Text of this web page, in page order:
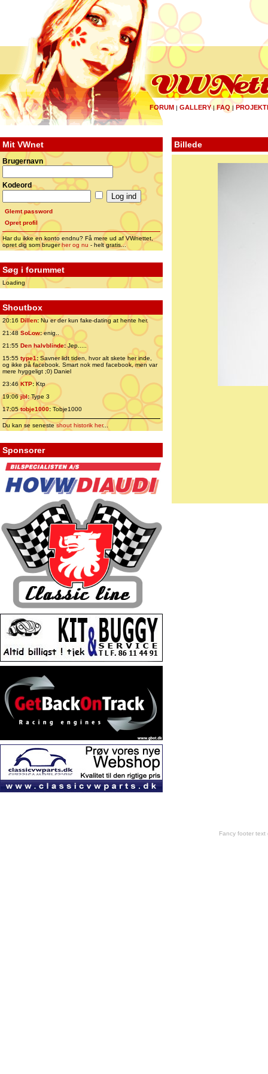
FORUM | GALLERY|FAQ |
Mit VWnet
Brugernavn
Kodeord
Glemt password
Opret profil
Har du ikke en konto endnu? Få mere ud af VWnettet,
opret dig som brugerher og nu - helt gratis...
Søg i forummet
Loading
Shoutbox
20:16 Dillen: Nu er der kun fake-dating at hente her.
21:48 SoLow:enig..
21:55 Den halvblinde:Jep.....
15:55 type1:Savner lidt tiden, hvor alt skete her inde,
og ikke på facebook. Smart nok med facebook, men var
mere hyggeligt ;0) Daniel
23:46 KTP:Ktp
19:06jbl:Type 3
17:05tobje1000: Tobje1000
Du kan se senesteshout historik her...
Sponsorer
Billede
Fancy footer